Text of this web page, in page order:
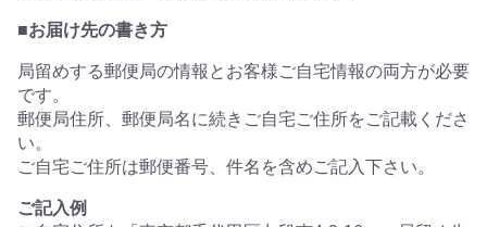
■お届け先の書き方
局留めする郵便局の情報とお客様ご自宅情報の両方が必要
です。
郵便局住所、郵便局名に続きご自宅ご住所をご記載くださ
い。
ご自宅ご住所は郵便番号、件名を含めご記入下さい。
ご記入例